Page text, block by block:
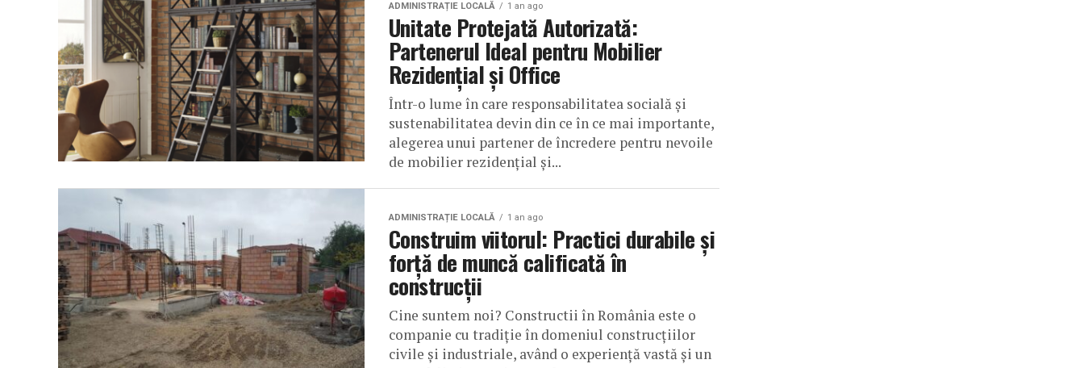
ADMINISTRAȚIE LOCALĂ 1 an ago
Unitate Protejată Autorizată:
Partenerul Ideal pentru Mobilier
Rezidențial și Office
Într-o lume în care responsabilitatea socială și
sustenabilitatea devin din ce în ce mai importante,
alegerea unui partener de încredere pentru nevoile
de mobilier rezidențial și...
ADMINISTRAȚIE LOCALĂ 1 an ago
Construim viitorul: Practici durabile și
forță de muncă calificată în
construcții
Cine suntem noi? Constructii în România este o
companie cu tradiție în domeniul construcțiilor
civile și industriale, având o experiență vastă și un